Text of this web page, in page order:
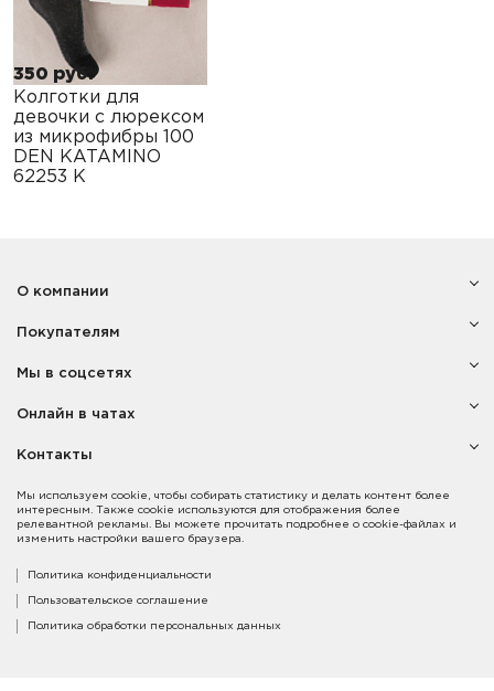
350 руб.
Колготки для
девочки с люрексом
из микрофибры 100
DEN KATAMINO
62253 K
Мы используем cookie, чтобы собирать статистику и делать контент более
интересным. Также cookie используются для отображения более
релевантной рекламы. Вы можете прочитать подробнее о cookie-файлах и
изменить настройки вашего браузера.
Политика конфиденциальности
Пользовательское соглашение
Политика обработки персональных данных
Покупателям
О компании
Мы в соцсетях
Онлайн в чатах
Контакты